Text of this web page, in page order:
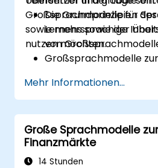
Großsprachmodelle für
sowie mehrsprachige
nutzen möchten.
Die Grundprinzipien
Lernens sowie der
von
Großsprachmodelle
Sprachen einzusetzen.
Mehrsprachige
solcher Modelle zu
verwalten.
Strategien zur
Konsistenz und Qualität
Mehr Informationen...
Große Sprachmodelle
Finanzmärkte
14 Stunden